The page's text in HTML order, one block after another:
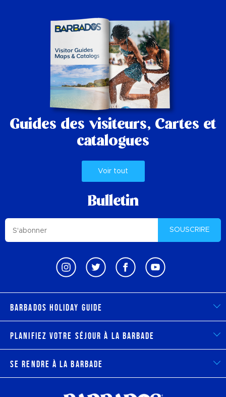
Guides des visiteurs, Cartes et
catalogues
Voir tout
Bulletin
SOUSCRIRE
Barbados Holiday Guide
Planifiez votre séjour à la Barbade
Se rendre à la Barbade